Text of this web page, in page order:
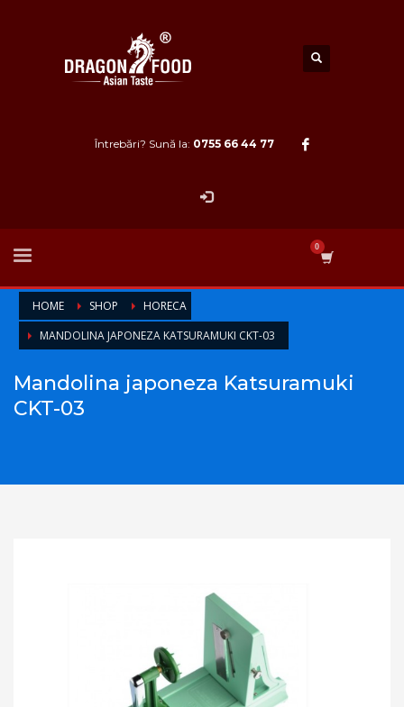
Întrebări? Sună la: 0755 66 44 77
HOME SHOP
HORECA
MANDOLINA JAPONEZA KATSURAMUKI CKT-03
Mandolina japoneza Katsuramuki
CKT-03